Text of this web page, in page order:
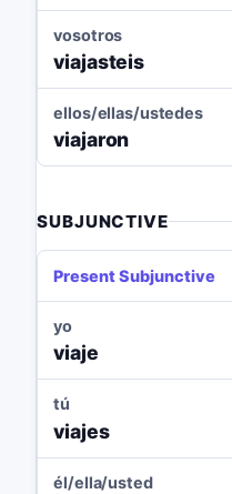
vosotros
viajasteis
ellos/ellas/ustedes
viajaron
SUBJUNCTIVE
Present Subjunctive
yo
viaje
tú
viajes
él/ella/usted